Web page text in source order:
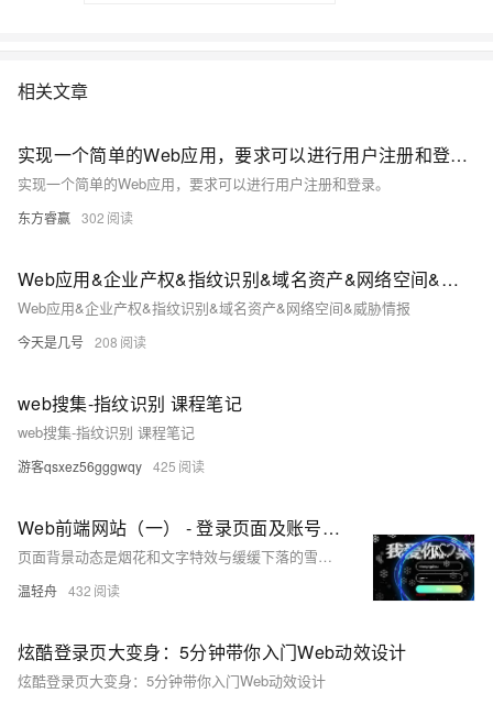
相关文章
实现一个简单的Web应用，要求可以进行用户注册和登录。
实现一个简单的Web应用，要求可以进行用户注册和登录。
东方睿赢 302
Web应用&企业产权&指纹识别&域名资产&网络空间&威胁情报
Web应用&企业产权&指纹识别&域名资产&网络空间&威胁情报
今天是几号 208
web搜集-指纹识别 课程笔记
web搜集-指纹识别 课程笔记
游客qsxez56gggwqy 425
Web前端网站（一） - 登录页面及账号密码验证
页面背景动态是烟花和文字特效与缓缓下落的雪花相结合，在登录表单的旁边还有五个白色光圈以不规则的方式环绕，当鼠标靠近时，会发出彩色的光芒~~~
温轻舟 432
炫酷登录页大变身：5分钟带你入门Web动效设计
炫酷登录页大变身：5分钟带你入门Web动效设计